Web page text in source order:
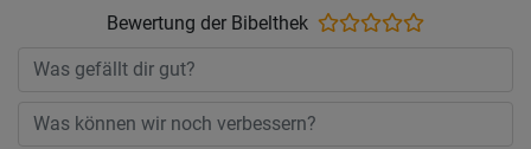
Bewertung der Bibelthek